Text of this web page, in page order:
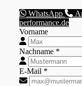
WhatsApp
performance.de
Vorname
Nachname *
E-Mail *